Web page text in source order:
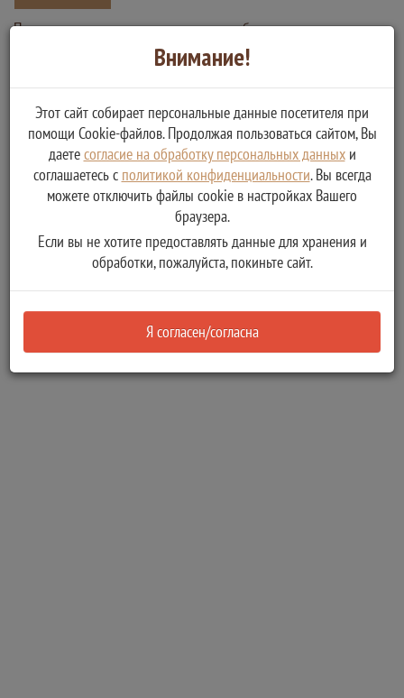
Присвоение почтовых адресов новым объектам, подтверждение
почтовых адресов существующим объектам и получение новых
взамен ранее выданных почтовых адресов
Услугу предоставляет
Администрация Кафтинского сельского поселения
Присвоение почтовых адресов новым объектам,
подтверждение почтовых адресов существующим
объектам и получение новых адресов существующим
объектам и получение новых адресов взамен ранее
выданных почтовых адресов
Внимание!
Этот сайт собирает персональные данные посетителя при
помощи Cookie-файлов. Продолжая пользоваться сайтом, Вы
даетесогласие на обработку персональных данныхи
соглашаетесь с политикой конфиденциальности. Вы всегда
можете отключить файлы cookie в настройках Вашего
браузера.
Если вы не хотите предоставлять данные для хранения и
обработки, пожалуйста, покиньте сайт.
Я согласен/согласна